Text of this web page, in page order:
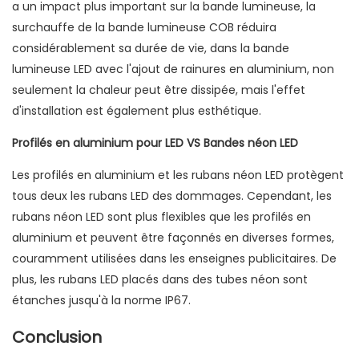
a un impact plus important sur la bande lumineuse, la
surchauffe de la bande lumineuse COB réduira
considérablement sa durée de vie, dans la bande
lumineuse LED avec l'ajout de rainures en aluminium, non
seulement la chaleur peut être dissipée, mais l'effet
d'installation est également plus esthétique.
Profilés en aluminium pour LED VS Bandes néon LED
Les profilés en aluminium et les rubans néon LED protègent
tous deux les rubans LED des dommages. Cependant, les
rubans néon LED sont plus flexibles que les profilés en
aluminium et peuvent être façonnés en diverses formes,
couramment utilisées dans les enseignes publicitaires. De
plus, les rubans LED placés dans des tubes néon sont
étanches jusqu'à la norme IP67.
Conclusion